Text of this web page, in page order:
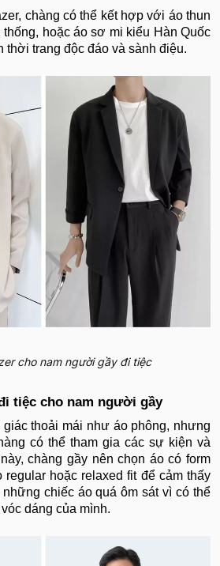
chàng có thể kết hợp với áo thun
hoặc áo sơ mi kiểu Hàn Quốc
thời trang độc đáo và sành điệu.
cho nam người gầy đi tiệc
tiệc cho nam người gầy
thoải mái như áo phông, nhưng
có thể tham gia các sự kiện và
chàng gầy nên chọn áo có form
hoặc relaxed fit để cảm thấy
chiếc áo quá ôm sát vì có thể
dáng của mình.